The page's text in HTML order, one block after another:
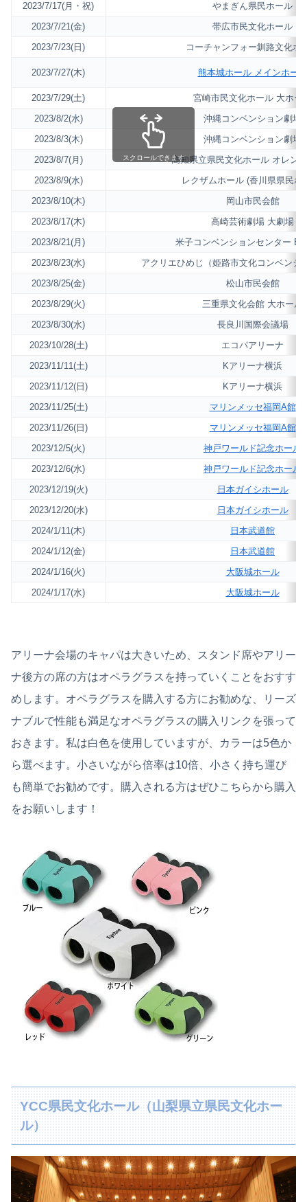
2023/7/17(月・祝)
やまぎん県民ホール
2023/7/21(金)
帯広市民文化ホール
2023/7/23(日)
コーチャンフォー釧路文化ホ
2023/7/27(木) 熊本城ホール メインホール
2023/7/29(土)
宮崎市民文化ホール 大ホー
2023/8/2(水)
沖縄コンベンション劇場
2023/8/3(木)
沖縄コンベンション劇場
2023/8/7(月)
高知県立県民文化ホール オレン
2023/8/9(水)
レクザムホール (香川県県民ホ
2023/8/10(木)
岡山市民会館
2023/8/17(木)
高崎芸術劇場 大劇場
2023/8/21(月)
米子コンベンションセンター
2023/8/23(水)
アクリエひめじ（姫路市文化コンベンシ
2023/8/25(金)
松山市民会館
2023/8/29(火)
三重県文化会館 大ホール
2023/8/30(水)
長良川国際会議場
2023/10/28(土)
エコパアリーナ
2023/11/11(土)
Kアリーナ横浜
2023/11/12(日)
Kアリーナ横浜
2023/11/25(土)
マリンメッセ福岡A館
2023/11/26(日)
マリンメッセ福岡A館
2023/12/5(火)
神戸ワールド記念ホール
2023/12/6(水)
神戸ワールド記念ホール
2023/12/19(火)
日本ガイシホール
2023/12/20(水)
日本ガイシホール
2024/1/11(木)
日本武道館
2024/1/12(金)
日本武道館
2024/1/16(火)
大阪城ホール
2024/1/17(水)
大阪城ホール
スクロールできます
アリーナ会場のキャパは大きいため、スタンド席やアリー
ナ後方の席の方はオペラグラスを持っていくことをおすす
めします。オペラグラスを購入する方にお勧めな、リーズ
ナブルで性能も満足なオペラグラスの購入リンクを張って
おきます。私は白色を使用していますが、カラーは5色か
ら選べます。小さいながら倍率は10倍、小さく持ち運び
も簡単でお勧めです。購入される方はぜひこちらから購入
をお願いします！
YCC県民文化ホール（山梨県立県民文化ホー
ル）